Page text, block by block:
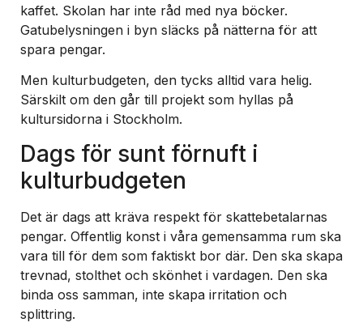
kaffet. Skolan har inte råd med nya böcker.
Gatubelysningen i byn släcks på nätterna för att
spara pengar.
Men kulturbudgeten, den tycks alltid vara helig.
Särskilt om den går till projekt som hyllas på
kultursidorna i Stockholm.
Dags för sunt förnuft i
kulturbudgeten
Det är dags att kräva respekt för skattebetalarnas
pengar. Offentlig konst i våra gemensamma rum ska
vara till för dem som faktiskt bor där. Den ska skapa
trevnad, stolthet och skönhet i vardagen. Den ska
binda oss samman, inte skapa irritation och
splittring.